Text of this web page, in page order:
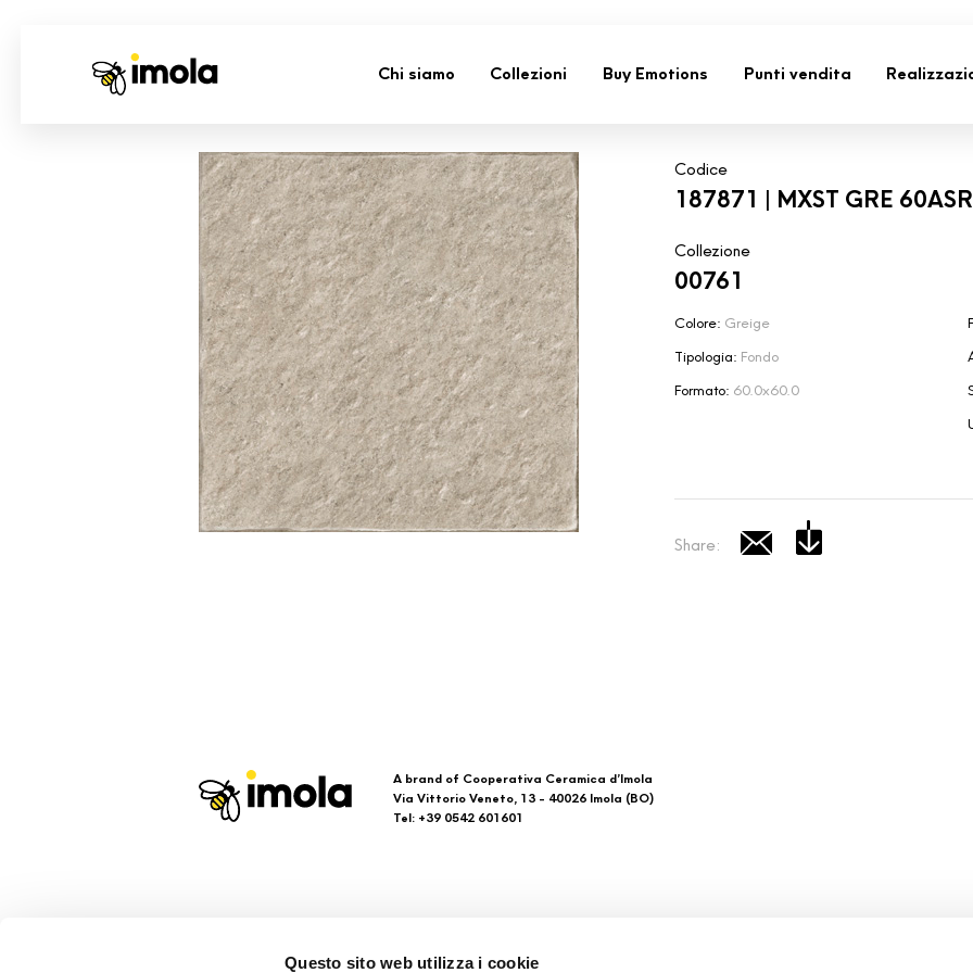
Questo sito web utilizza i cookie
Chi siamo Collezioni Buy Emotions Punti vendita
Codice
187871 | MXST GRE
Collezione
00761
Colore: Greige
Tipologia: Fondo
Formato: 60.0x60.0
Share:
A brand of Cooperativa Ceramica d’Imola
Via Vittorio Veneto, 13 - 40026 Imola (BO)
Tel: +39 0542 601601